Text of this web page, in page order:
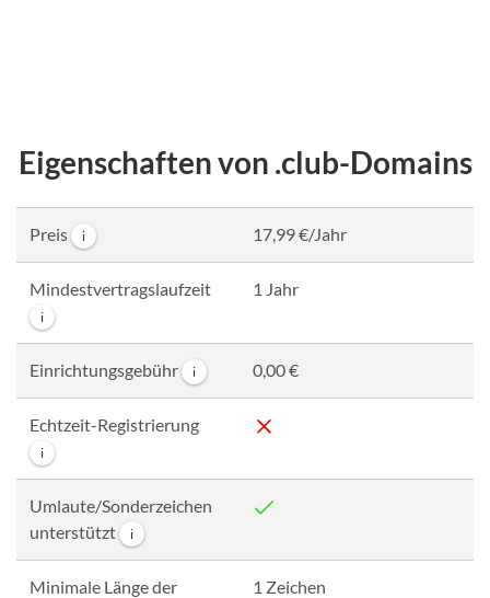
Eigenschaften von .club-Domains
Preis i 17,99 €/Jahr
Mindestvertragslaufzeit
i
1 Jahr
Einrichtungsgebühr i 0,00 €
Echtzeit-Registrierung
i
Umlaute/Sonderzeichen
unterstützt
i
Minimale Länge der
1 Zeichen